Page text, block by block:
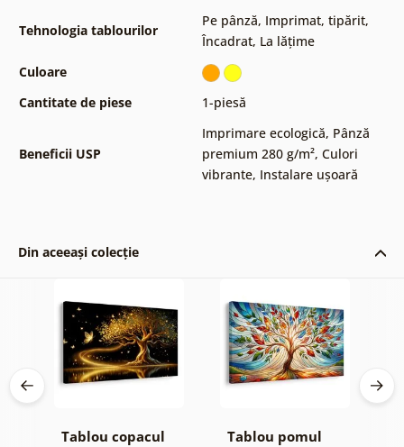
Tehnologia tablourilor
Pe pânză, Imprimat, tipărit,
Încadrat, La lățime
Culoare
Cantitate de piese
1-piesă
Beneficii USP
Imprimare ecologică, Pânză
premium 280 g/m², Culori
vibrante, Instalare ușoară
Din aceeași colecție
Tablou copacul
Tablou pomul